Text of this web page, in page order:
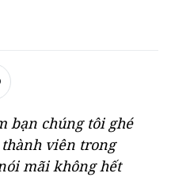
bạn chúng tôi ghé
viên trong
mãi không hết